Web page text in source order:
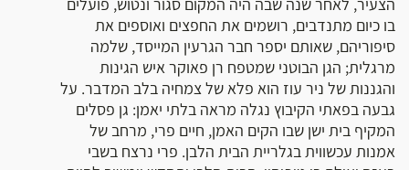
הצעיר, לאחר שנה שבה היה המקום סגור ונטוש, פועלים
בו כיום מתנדבים, רושמים את החפצים ואוספים את
סיפוריהם, שאותם יספר חבר הגרעין המייסד, שלמה
מרגלית; הגן הבוטני שמטפח רן פאוקר איש הגינות
והגננות של ניר עוז הוא פלא של צמחיה בלב המדבר. על
גבעה בפאתי הקיבוץ נגלה מראה בלתי יאמן: גן פסלים
המקיף בית ישן שבו הקים האמן, חיים פרי, מרחב של
אמנות עכשווית בגלריית הבית הלבן. פרי נרצח בשבי